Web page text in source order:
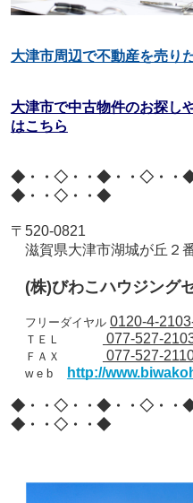
大津市周辺で不動産を売り
大津市で中古物件のお探し
はこちら
◆・・◇・・◆・・◇・・
◆・・◇・・◆
〒 520-0821
滋賀県大津市湖城が丘２
(株)びわこハウジング
フリーダイヤル 0120-4-
ＴＥＬ 077-527-
ＦＡＸ 077-527-
w e b http://
◆・・◇・・◆・・◇・・
◆・・◇・・◆